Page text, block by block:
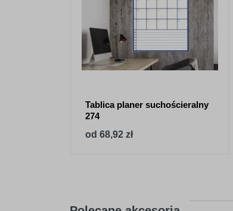
Tablica planer suchościeralny
274
od 68,92 zł